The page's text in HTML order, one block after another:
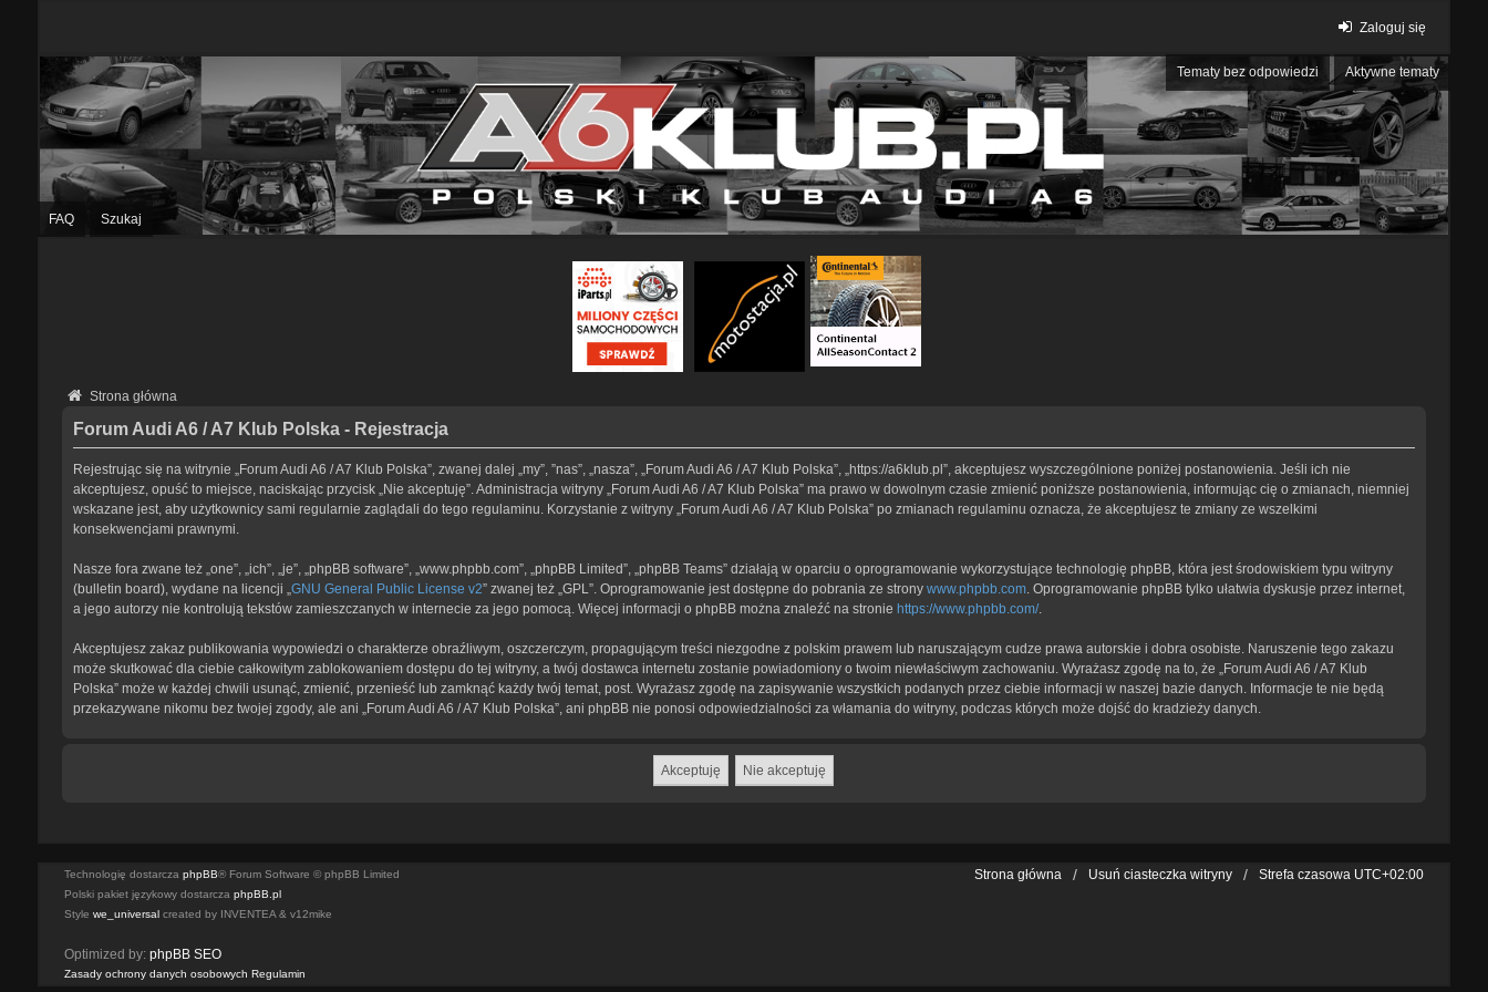
Zaloguj się
Tematy bez odpowiedzi Aktywne tematy
FAQ Szukaj
Strona główna
Forum Audi A6 / A7 Klub Polska - Rejestracja
Rejestrując się na witrynie „Forum Audi A6 / A7 Klub Polska”, zwanej dalej „my”, ”nas”, „nasza”, „Forum Audi A6 / A7 Klub Polska”, „https://a6klub.pl”, akceptujesz wyszczególnione poniżej postanowienia. Jeśli ich nie
akceptujesz, opuść to miejsce, naciskając przycisk „Nie akceptuję”. Administracja witryny „Forum Audi A6 / A7 Klub Polska” ma prawo w dowolnym czasie zmienić poniższe postanowienia, informując cię o zmianach, niemniej
wskazane jest, aby użytkownicy sami regularnie zaglądali do tego regulaminu. Korzystanie z witryny „Forum Audi A6 / A7 Klub Polska” po zmianach regulaminu oznacza, że akceptujesz te zmiany ze wszelkimi
konsekwencjami prawnymi.
Nasze fora zwane też „one”, „ich”, „je”, „phpBB software”, „www.phpbb.com”, „phpBB Limited”, „phpBB Teams” działają w oparciu o oprogramowanie wykorzystujące technologię phpBB, która jest środowiskiem typu witryny
(bulletin board), wydane na licencji „GNU General Public License v2” zwanej też „GPL”. Oprogramowanie jest dostępne do pobrania ze strony www.phpbb.com. Oprogramowanie phpBB tylko ułatwia dyskusje przez internet,
a jego autorzy nie kontrolują tekstów zamieszczanych w internecie za jego pomocą. Więcej informacji o phpBB można znaleźć na stronie https://www.phpbb.com/.
Akceptujesz zakaz publikowania wypowiedzi o charakterze obraźliwym, oszczerczym, propagującym treści niezgodne z polskim prawem lub naruszającym cudze prawa autorskie i dobra osobiste. Naruszenie tego zakazu
może skutkować dla ciebie całkowitym zablokowaniem dostępu do tej witryny, a twój dostawca internetu zostanie powiadomiony o twoim niewłaściwym zachowaniu. Wyrażasz zgodę na to, że „Forum Audi A6 / A7 Klub
Polska” może w każdej chwili usunąć, zmienić, przenieść lub zamknąć każdy twój temat, post. Wyrażasz zgodę na zapisywanie wszystkich podanych przez ciebie informacji w naszej bazie danych. Informacje te nie będą
przekazywane nikomu bez twojej zgody, ale ani „Forum Audi A6 / A7 Klub Polska”, ani phpBB nie ponosi odpowiedzialności za włamania do witryny, podczas których może dojść do kradzieży danych.
Strona główna Usuń ciasteczka witryny Strefa czasowa UTC+02:00
Technologię dostarcza phpBB® Forum Software © phpBB Limited
Polski pakiet językowy dostarcza phpBB.pl
Style we_universalcreated by INVENTEA & v12mike
Optimized by: phpBB SEO
Zasady ochrony danych osobowych Regulamin